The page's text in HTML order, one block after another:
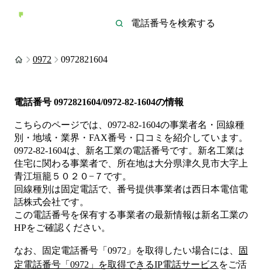
0972 0972821604
電話番号 0972821604/0972-82-1604の情報
こちらのページでは、 0972-82-1604の事業者名・回線種
別・地域・業界・FAX番号・口コミを紹介しています。
0972-82-1604は、 新名工業の電話番号です。 新名工業は
住宅に関わる事業者で、所在地は大分県津久見市大字上
青江垣籠５０２０−７ です。
回線種別は固定電話で、番号提供事業者は西日本電信電
話株式会社です。
この電話番号を保有する事業者の最新情報は新名工業の
HPをご確認ください。
なお、固定電話番号「 0972 」を取得したい場合には、
固
定電話番号「 0972 」を取得できるIP電話サービス をご活